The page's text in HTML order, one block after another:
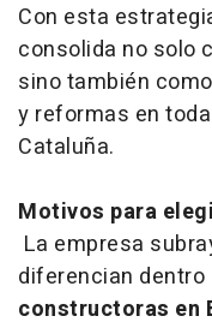
Con esta
consolida no solo
sino también
y reformas en
Cataluña.
Motivos para
La empresa
diferencian
constructoras en